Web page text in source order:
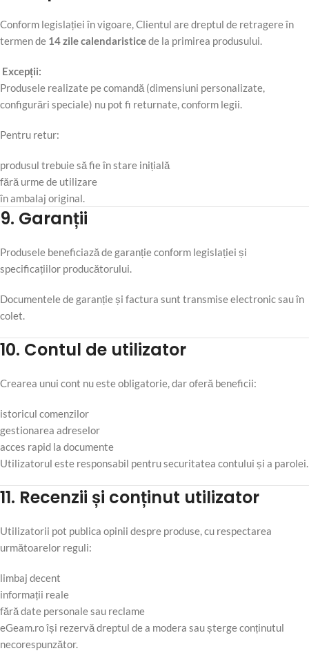
Conform legislației în vigoare, Clientul are dreptul de retragere în
termen de 14 zile calendaristicede la primirea produsului.
Excepții:
Produsele realizate pe comandă (dimensiuni personalizate,
configurări speciale) nu pot fi returnate, conform legii.
Pentru retur:
produsul trebuie să fie în stare inițială
fără urme de utilizare
în ambalaj original.
9. Garanții
Produsele beneficiază de garanție conform legislației și
specificațiilor producătorului.
Documentele de garanție și factura sunt transmise electronic sau în
colet.
10. Contul de utilizator
Crearea unui cont nu este obligatorie, dar oferă beneficii:
istoricul comenzilor
gestionarea adreselor
acces rapid la documente
Utilizatorul este responsabil pentru securitatea contului și a parolei.
11. Recenzii și conținut utilizator
Utilizatorii pot publica opinii despre produse, cu respectarea
următoarelor reguli:
limbaj decent
informații reale
fără date personale sau reclame
eGeam.ro își rezervă dreptul de a modera sau șterge conținutul
necorespunzător.